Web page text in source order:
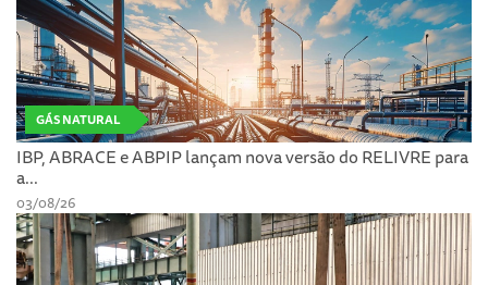
GÁS NATURAL
IBP, ABRACE e ABPIP lançam nova versão do RELIVRE para
a...
03/08/26